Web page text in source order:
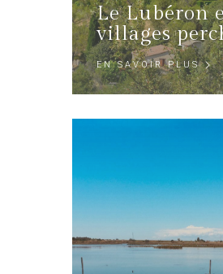
Le Lubéron
villages
EN SAVOIR PLUS